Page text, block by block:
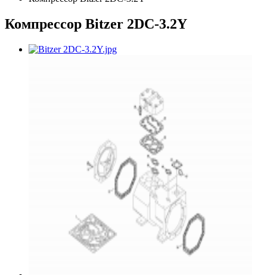
Компрессор Bitzer 2DC-3.2Y